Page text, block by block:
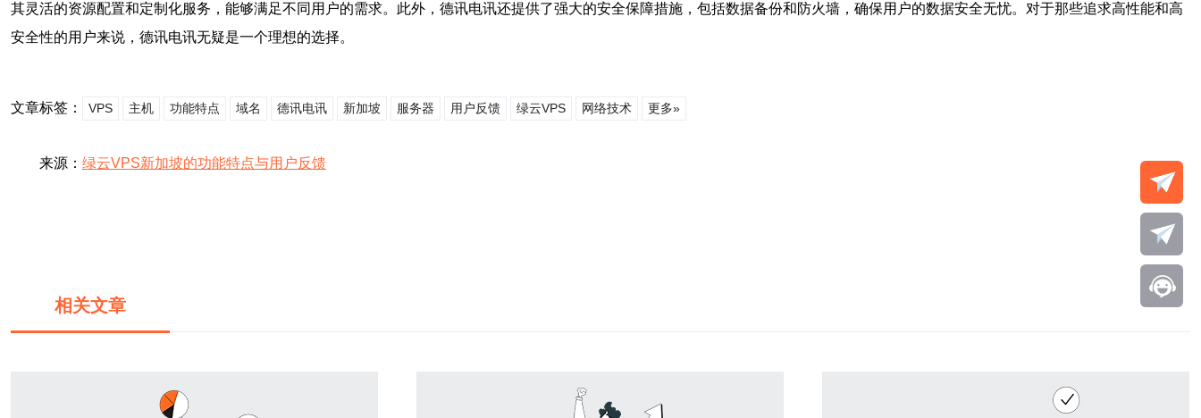
其灵活的资源配置和定制化服务，能够满足不同用户的需求。此外，德讯电讯还提供了强大的安全保障措施，包括数据备份和防火墙，确保用户的数据安全无忧。对于那些追求高性能和高
安全性的用户来说，德讯电讯无疑是一个理想的选择。
文章标签： VPS 主机 功能特点 域名 德讯电讯 新加坡 服务器 用户反馈 绿云VPS 网络技术 更多»
来源： 绿云VPS新加坡的功能特点与用户反馈
相关文章